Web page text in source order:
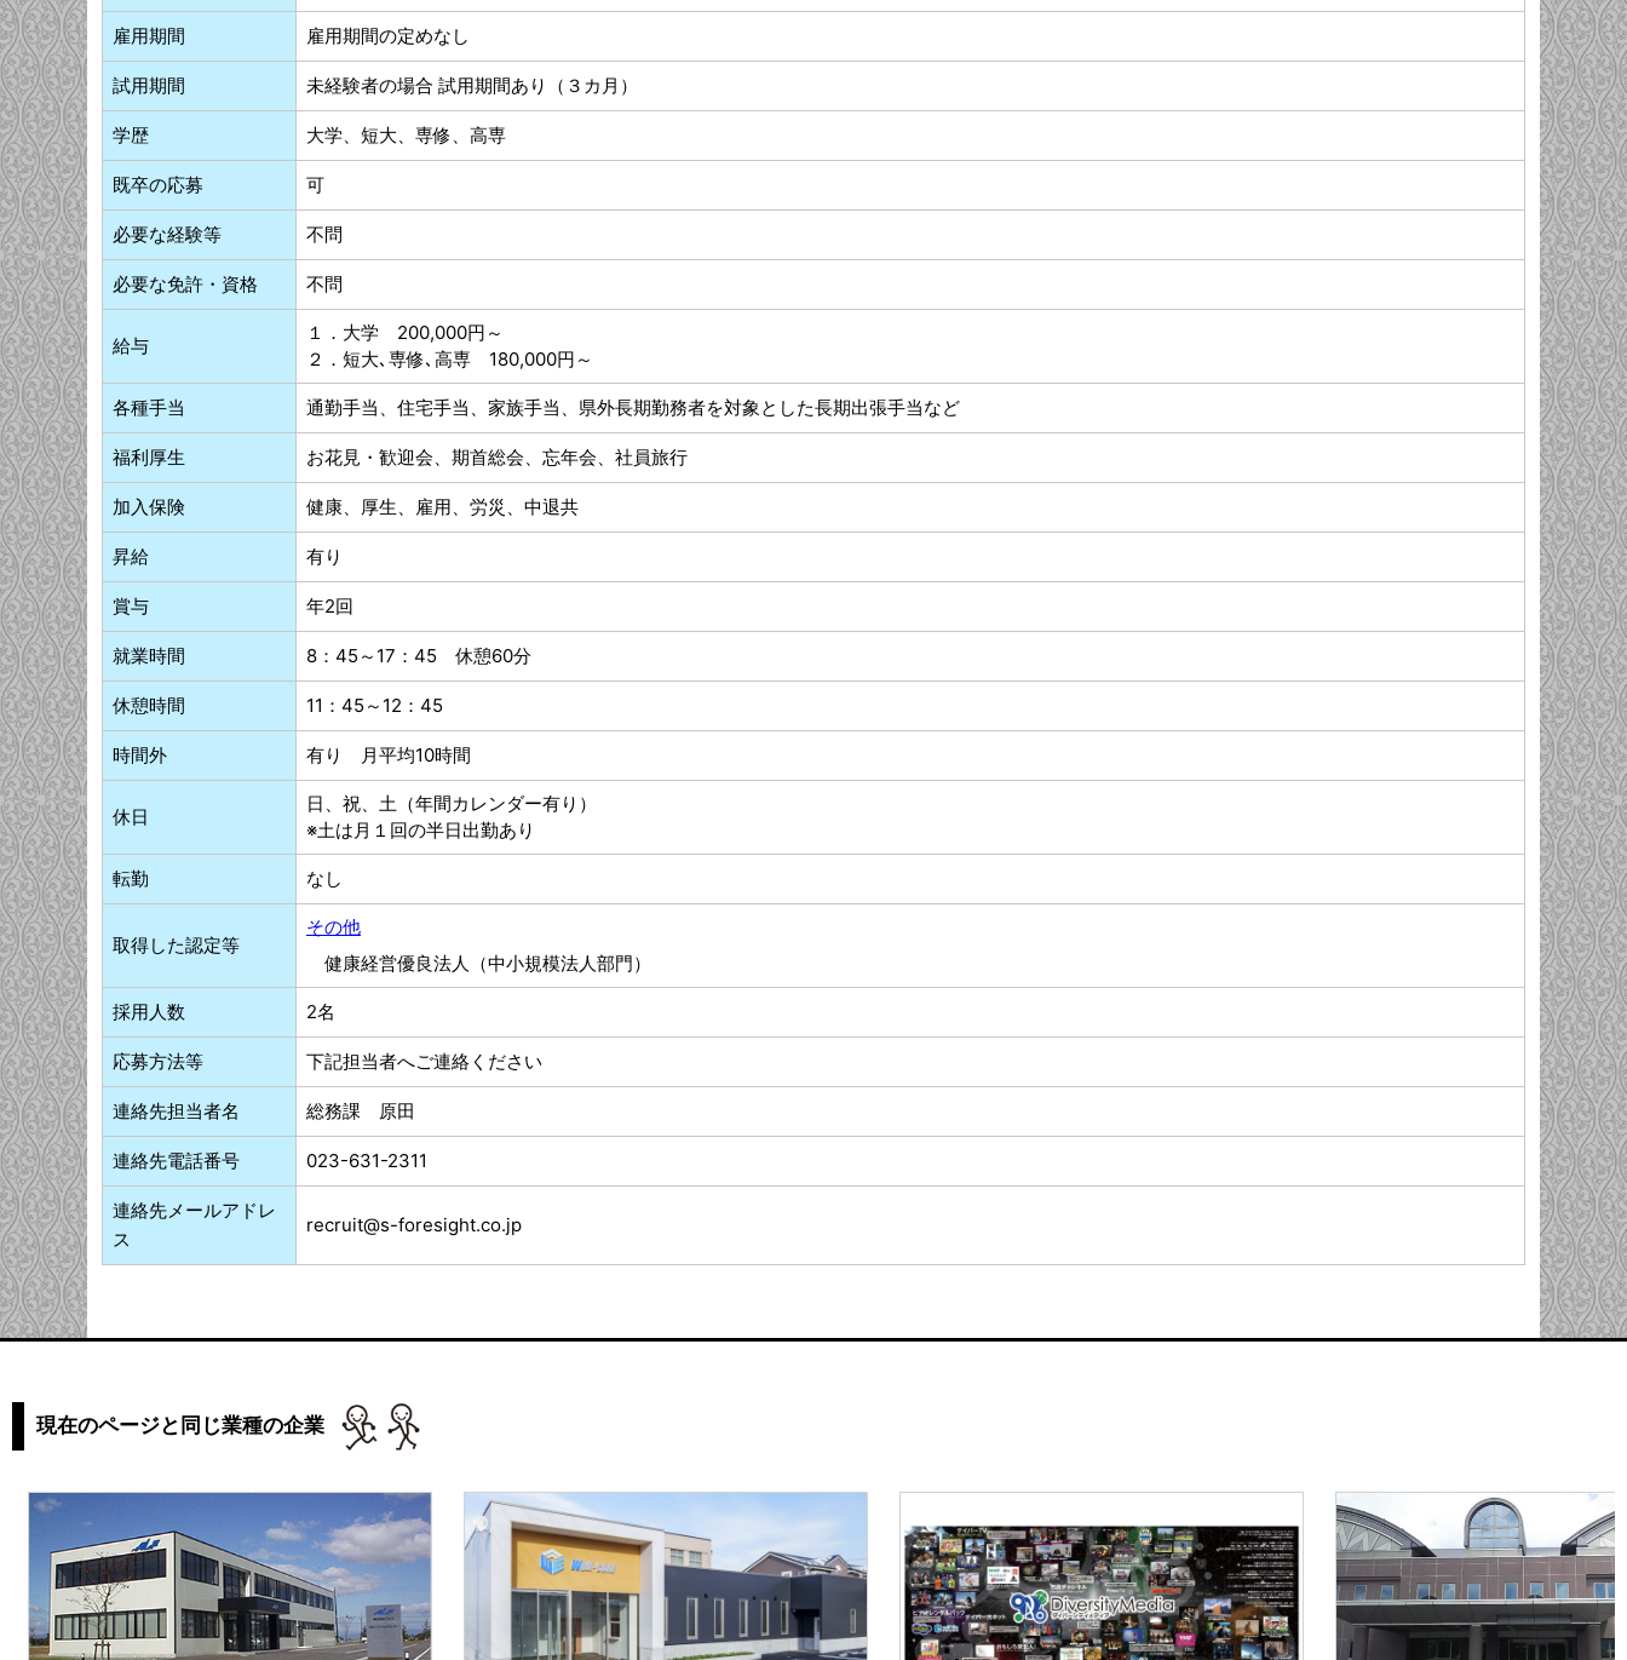
雇用期間 雇用期間の定めなし
試用期間 未経験者の場合 試用期間あり（３カ月）
学歴 大学、短大、専修、高専
既卒の応募 可
必要な経験等 不問
必要な免許・資格 不問
給与
１．大学 200,000円～
２．短大､専修､高専 180,000円～
各種手当 通勤手当、住宅手当、家族手当、県外長期勤務者を対象とした長期出張手当など
福利厚生 お花見・歓迎会、期首総会、忘年会、社員旅行
加入保険 健康、厚生、雇用、労災、中退共
昇給 有り
賞与 年2回
就業時間 8：45～17：45 休憩60分
休憩時間 11：45～12：45
時間外 有り 月平均10時間
休日
日、祝、土（年間カレンダー有り）
※土は月１回の半日出勤あり
転勤 なし
取得した認定等
その他
健康経営優良法人（中小規模法人部門）
採用人数 2名
応募方法等 下記担当者へご連絡ください
連絡先担当者名 総務課 原田
連絡先電話番号 023-631-2311
連絡先メールアドレ
ス
recruit@s-foresight.co.jp
現在のページと同じ業種の企業